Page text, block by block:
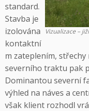
Vizualizace –
standard.
Stavba je
izolována
kontaktní
m zateplením,
severního traktu pak
Dominantou severní
výhled na náves a
však klient rozhodl